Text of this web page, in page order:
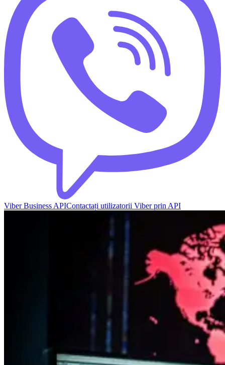
Viber Business APIContactați utilizatorii Viber prin API